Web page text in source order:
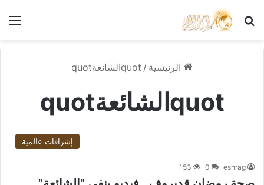
بحث عن
الرئيسية / quotالشائعةquot
quotالشائعةquot
إشراقات عالمية
eshrag
0
153